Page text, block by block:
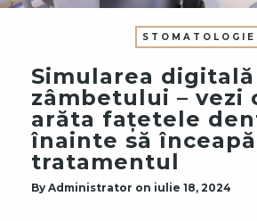
STOMATOLOGIE
Simularea digitală
zâmbetului – vezi
arăta fațetele
înainte să înceapă
tratamentul
By Administrator on iulie 18, 2024